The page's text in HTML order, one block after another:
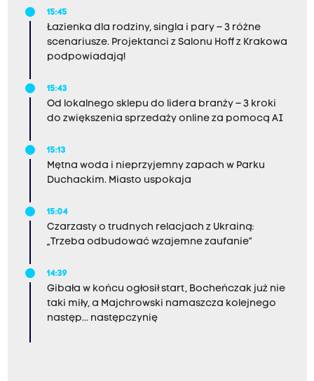
15:45
Łazienka dla rodziny, singla i pary – 3 różne
scenariusze. Projektanci z Salonu Hoff z Krakowa
podpowiadają!
15:43
Od lokalnego sklepu do lidera branży – 3 kroki
do zwiększenia sprzedaży online za pomocą AI
15:13
Mętna woda i nieprzyjemny zapach w Parku
Duchackim. Miasto uspokaja
15:04
Czarzasty o trudnych relacjach z Ukrainą:
„Trzeba odbudować wzajemne zaufanie”
14:39
Gibała w końcu ogłosił start, Bocheńczak już nie
taki miły, a Majchrowski namaszcza kolejnego
następ... następczynię